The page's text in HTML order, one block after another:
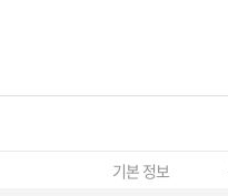
기본 정보